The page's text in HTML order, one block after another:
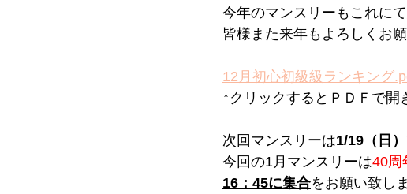
今年のマンスリーもこれにて
皆様また来年もよろしくお
12月初心初級級ランキング
↑クリックするとＰＤＦで開
次回マンスリーは1/19（日）
今回の1月マンスリーは40周
16：45に集合をお願い致し